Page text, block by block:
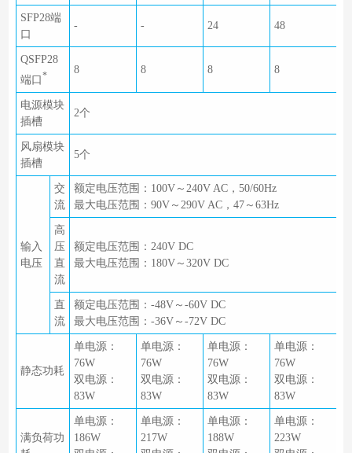
SFP28端
口
- - 24 48
QSFP28
端口 *
8 8 8 8
电源模块
插槽
2个
风扇模块
插槽
5个
输入
电压
交
流
额定电压范围：100V～240V AC，50/60Hz
最大电压范围：90V～290V AC，47～63Hz
高
压
直
流
额定电压范围：240V DC
最大电压范围：180V～320V DC
直
流
额定电压范围：-48V～-60V DC
最大电压范围：-36V～-72V DC
静态功耗
单电源：
76W
双电源：
83W
单电源：
76W
双电源：
83W
单电源：
76W
双电源：
83W
单电源：
76W
双电源：
83W
满负荷功
单电源：
186W
单电源：
217W
单电源：
188W
单电源：
223W